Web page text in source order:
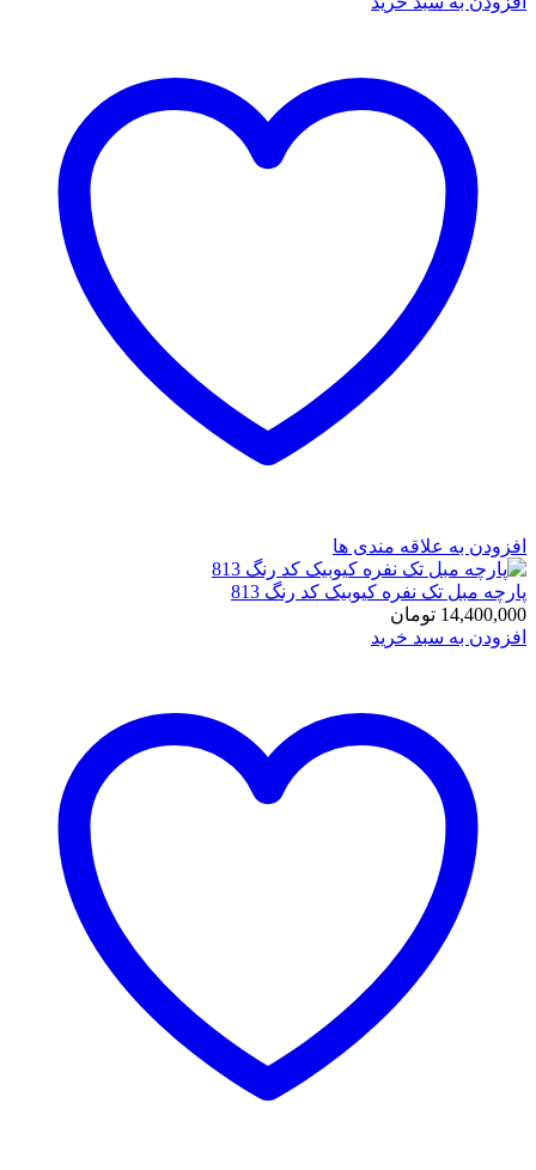
افزودن به علاقه مندی ها
پارچه مبل تک نفره کیوبیک کد رنگ 813
14,400,000 تومان
افزودن به سبد خرید